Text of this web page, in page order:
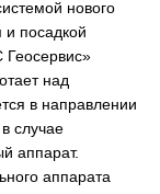
нового
и посадкой
Геосервис»
над
в направлении
случае
аппарат.
аппарата